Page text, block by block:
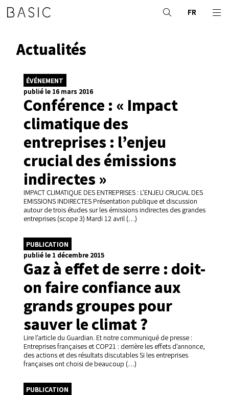
FR
Actualités
ÉVÉNEMENT
publié le 16 mars 2016
Conférence : « Impact
climatique des
entreprises : l’enjeu
crucial des émissions
indirectes »
IMPACT CLIMATIQUE DES ENTREPRISES : L’ENJEU CRUCIAL DES
EMISSIONS INDIRECTES Présentation publique et discussion
autour de trois études sur les émissions indirectes des grandes
entreprises (scope 3) Mardi 12 avril (…)
PUBLICATION
publié le 1 décembre 2015
Gaz à effet de serre : doit-
on faire confiance aux
grands groupes pour
sauver le climat ?
Lire l’article du Guardian. Et notre communiqué de presse :
Entreprises françaises et COP21 : derrière les effets d’annonce,
des actions et des résultats discutables Si les entreprises
françaises ont choisi de beaucoup (…)
PUBLICATION